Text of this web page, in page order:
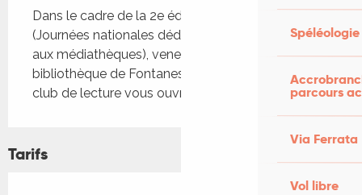
Spéléologie
parcours
Via Ferrata
Vol libre
Dans le cadre de la 2e édition de Biblis en Folie
(Journées nationales dédiées aux bibliothèques et
aux médiathèques), venez (re)découvrir la
bibliothèque de Fontanes. À cette occasion, le
club de lecture vous ouvre ses portes.
Tarifs